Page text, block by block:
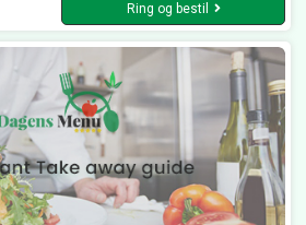
Ring og bestil